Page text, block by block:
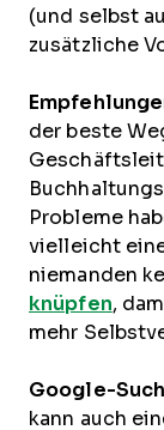
(und selbst
zusätzliche
der beste
Probleme
vielleicht
niemanden
knüpfen,
mehr
Google-
kann auch